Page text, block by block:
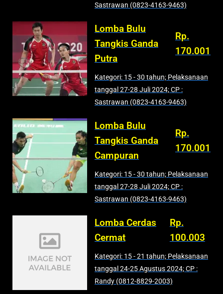
Sastrawan (0823-4163-9463)
Lomba Bulu
Tangkis Ganda
Putra
Rp.
170.001
Kategori: 15 - 30 tahun; Pelaksanaan
tanggal 27-28 Juli 2024; CP :
Sastrawan (0823-4163-9463)
Lomba Bulu
Tangkis Ganda
Campuran
Rp.
170.001
Kategori: 15 - 30 tahun; Pelaksanaan
tanggal 27-28 Juli 2024; CP :
Sastrawan (0823-4163-9463)
Lomba Cerdas
Cermat
Rp.
100.003
Kategori: 15 - 21 tahun; Pelaksanaan
tanggal 24-25 Agustus 2024; CP :
Randy (0812-8829-2003)